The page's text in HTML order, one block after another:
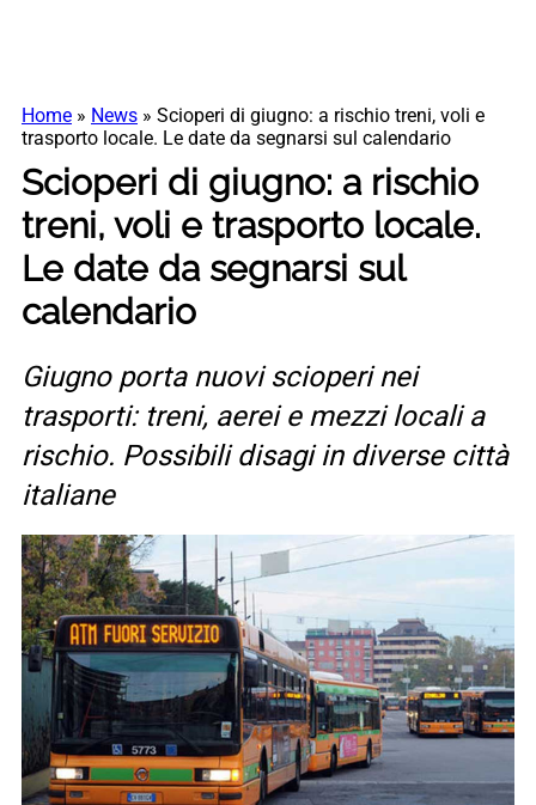
Home » News » Scioperi di giugno: a rischio treni, voli e
trasporto locale. Le date da segnarsi sul calendario
Scioperi di giugno: a rischio
treni, voli e trasporto locale.
Le date da segnarsi sul
calendario
Giugno porta nuovi scioperi nei
trasporti: treni, aerei e mezzi locali a
rischio. Possibili disagi in diverse città
italiane